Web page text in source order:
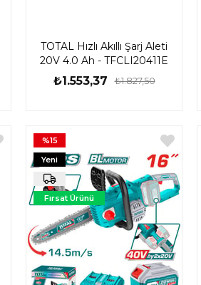
TOTAL Hızlı Akıllı Şarj Aleti
20V 4.0 Ah - TFCLI20411E
₺1.553,37 ₺1.827,50
%15
Yeni
Ürün
Fırsat Ürünü